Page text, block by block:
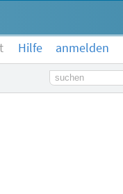
Hilfe anmelden
Suchbegriff